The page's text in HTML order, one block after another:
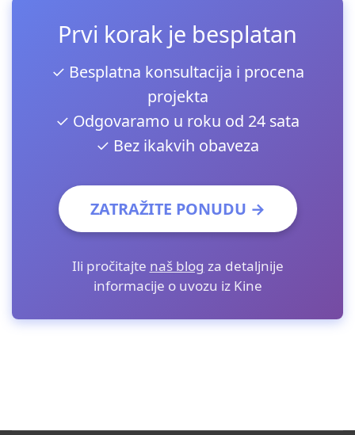
Prvi korak je besplatan
✓ Besplatna konsultacija i procena
projekta
✓ Odgovaramo u roku od 24 sata
✓ Bez ikakvih obaveza
ZATRAŽITE PONUDU →
Ili pročitajte naš blog za detaljnije
informacije o uvozu iz Kine